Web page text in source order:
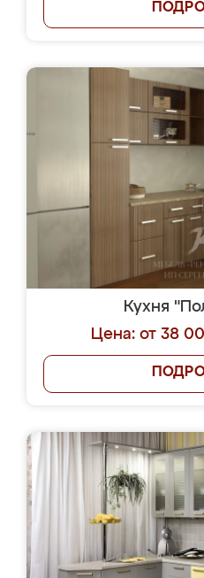
Кухня
Цена: от 38